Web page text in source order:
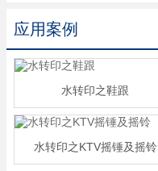
应用案例
水转印之鞋跟
水转印之KTV摇锤及摇铃